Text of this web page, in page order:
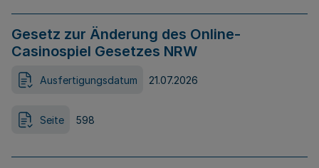
Gesetz zur Änderung des Online-
Casinospiel Gesetzes NRW
Ausfertigungsdatum 21.07.2026
Seite 598